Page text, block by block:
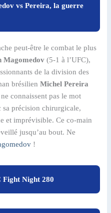
vs Pereira, la guerre
peut-être le combat le plus
Magomedov (5-1 à l’UFC),
de la division des
brésilienMichel Pereira
connaissent pas le mot
précision chirurgicale,
et imprévisible. Ce co-main
jusqu’au bout. Ne
!
Fight Night 280